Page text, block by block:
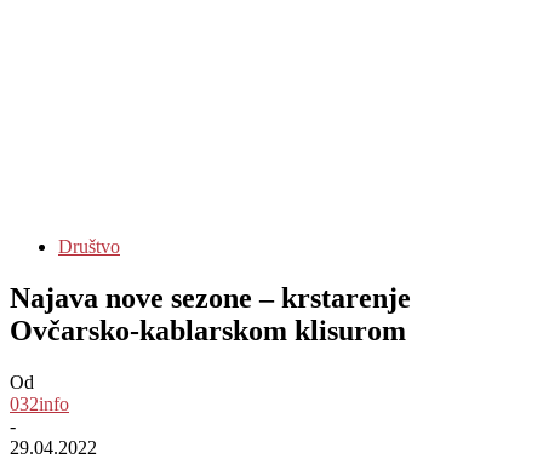
Društvo
Najava nove sezone – krstarenje
Ovčarsko-kablarskom klisurom
Od
032info
-
29.04.2022